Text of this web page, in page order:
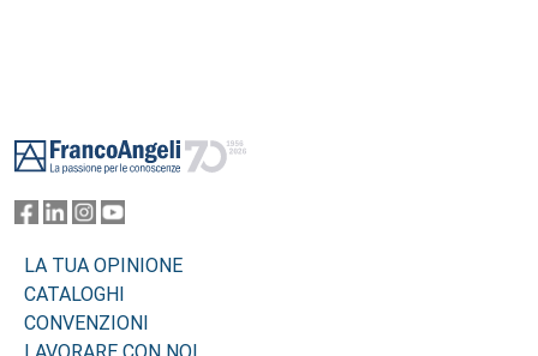
LA TUA OPINIONE
CATALOGHI
CONVENZIONI